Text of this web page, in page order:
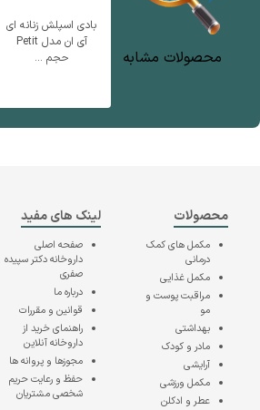
محصولات مشابه
بادی اسپلش زنانه ای
آی ان مدل Petit
حجم ...
محصولات
مکمل های کمک
درمانی
مکمل غذایی
مراقبت پوست و
مو
بهداشتی
مادر و کودک
آرایشی
مکمل ورزشی
عطر و ادکلن
لینک های مفید
صفحه اصلی
داروخانه دکتر سپیده
صفری
درباره ما
قوانین و مقررات
راهنمای خرید از
داروخانه آنلاین
مجوزها و پروانه ها
حفظ و رعایت حریم
شخصی مشتریان